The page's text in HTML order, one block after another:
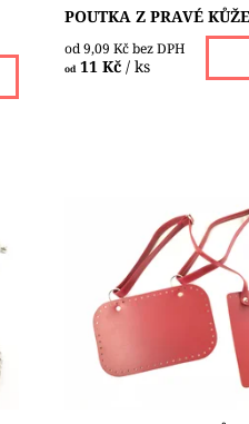
POUTKA Z PRAVÉ
od 9,09 Kč bez DPH
od11 Kč / ks
Sady komponentů z eko
barvy. Složení: 1 dno
vrchní klopa 21 x 21 cm
popruhy
Dostupnost:
Skladem 1